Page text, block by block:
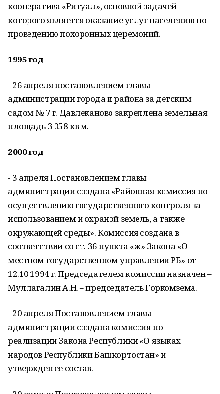
кооператива «Ритуал», основной задачей
которого является оказание услуг населению по
проведению похоронных церемоний.
1995 год
- 26 апреля постановлением главы
администрации города и района за детским
садом № 7 г. Давлеканово закреплена земельная
площадь 3 058 кв м.
2000 год
- 3 апреля Постановлением главы
администрации создана «Районная комиссия по
осуществлению государственного контроля за
использованием и охраной земель, а также
окружающей среды». Комиссия создана в
соответствии со ст. 36 пункта «ж» Закона «О
местном государственном управлении РБ» от
12.10 1994 г. Председателем комиссии назначен –
Муллагалин А.Н. – председатель Горкомзема.
- 20 апреля Постановлением главы
администрации создана комиссия по
реализации Закона Республики «О языках
народов Республики Башкортостан» и
утвержден ее состав.